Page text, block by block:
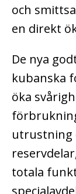
och
en direkt
De nya
kubanska
öka
utrustning
totala